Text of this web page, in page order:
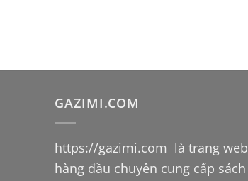
GAZIMI.COM
https://gazimi.com là trang web
hàng đầu chuyên cung cấp sách